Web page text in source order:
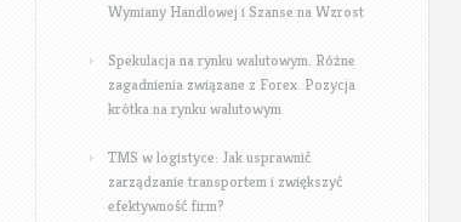
Wymiany Handlowej i Szanse na Wzrost
Spekulacja na rynku walutowym. Różne
zagadnienia związane z Forex. Pozycja
krótka na rynku walutowym
TMS w logistyce: Jak usprawnić
zarządzanie transportem i zwiększyć
efektywność firm?